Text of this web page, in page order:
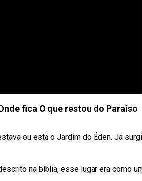
fica O que restou do Paraíso
ou está o Jardim do Éden. Já
na bíblia, esse lugar era como